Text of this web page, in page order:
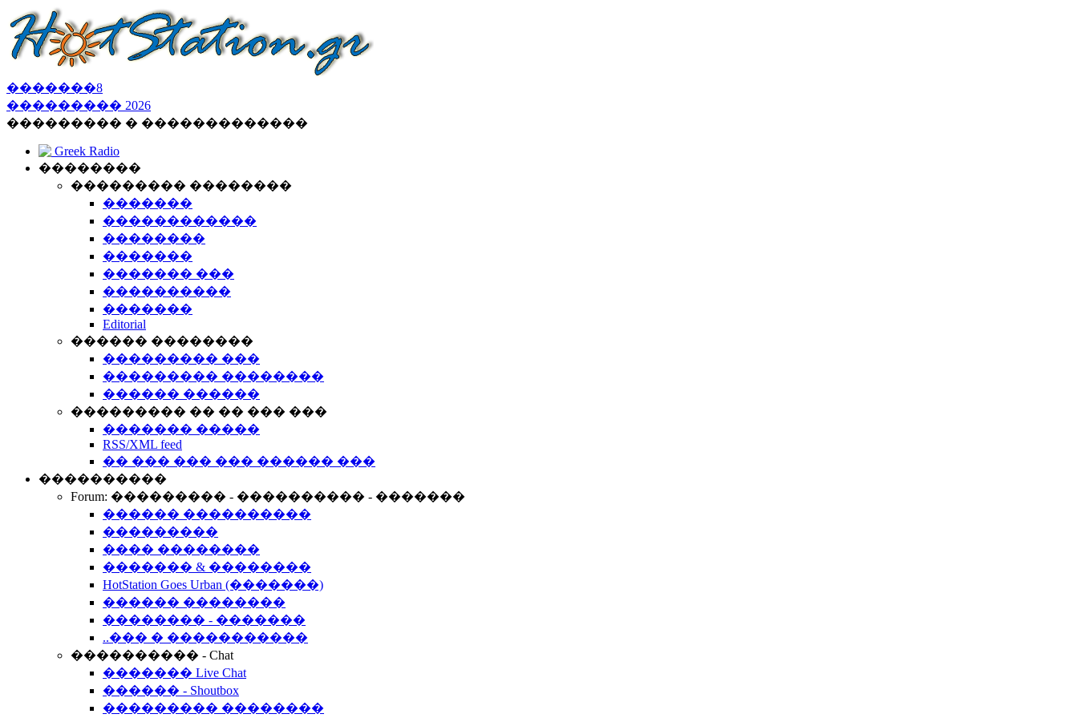
�������8
��������� 2026
��������� � �������������
Greek Radio
��������
��������� ��������
�������
������������
��������
�������
������� ���
����������
�������
Editorial
������ ��������
��������� ���
��������� ��������
������ ������
��������� �� �� ��� ���
������� �����
RSS/XML feed
�� ��� ��� ��� ������ ���
����������
Forum: ��������� - ���������� - �������
������ ����������
���������
���� ��������
������� & ��������
HotStation Goes Urban (�������)
������ ��������
�������� - �������
..��� � �����������
���������� - Chat
������� Live Chat
������ - Shoutbox
��������� ��������